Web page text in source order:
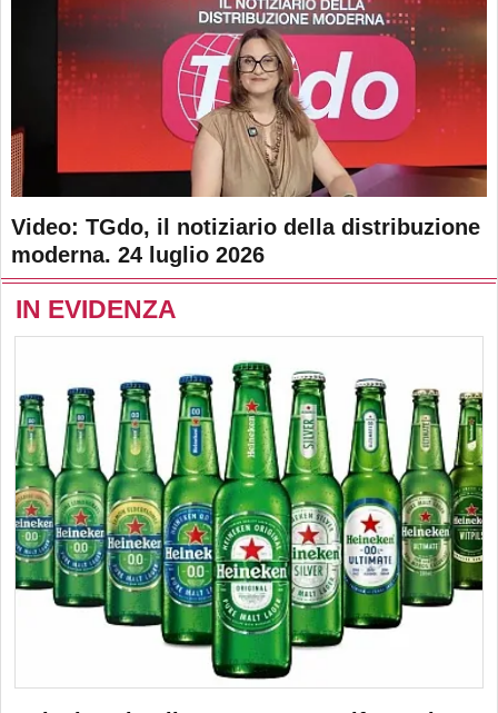
Video: TGdo, il notiziario della distribuzione
moderna. 24 luglio 2026
IN EVIDENZA